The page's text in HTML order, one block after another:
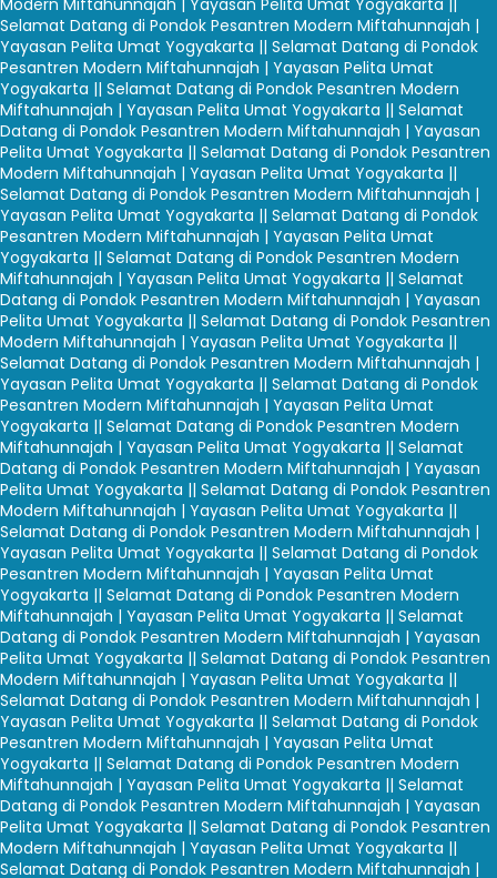
Modern Miftahunnajah | Yayasan Pelita Umat Yogyakarta ||
Selamat Datang di Pondok Pesantren Modern Miftahunnajah |
Yayasan Pelita Umat Yogyakarta || Selamat Datang di Pondok
Pesantren Modern Miftahunnajah | Yayasan Pelita Umat
Yogyakarta || Selamat Datang di Pondok Pesantren Modern
Miftahunnajah | Yayasan Pelita Umat Yogyakarta || Selamat
Datang di Pondok Pesantren Modern Miftahunnajah | Yayasan
Pelita Umat Yogyakarta || Selamat Datang di Pondok Pesantren
Modern Miftahunnajah | Yayasan Pelita Umat Yogyakarta ||
Selamat Datang di Pondok Pesantren Modern Miftahunnajah |
Yayasan Pelita Umat Yogyakarta || Selamat Datang di Pondok
Pesantren Modern Miftahunnajah | Yayasan Pelita Umat
Yogyakarta || Selamat Datang di Pondok Pesantren Modern
Miftahunnajah | Yayasan Pelita Umat Yogyakarta || Selamat
Datang di Pondok Pesantren Modern Miftahunnajah | Yayasan
Pelita Umat Yogyakarta || Selamat Datang di Pondok Pesantren
Modern Miftahunnajah | Yayasan Pelita Umat Yogyakarta ||
Selamat Datang di Pondok Pesantren Modern Miftahunnajah |
Yayasan Pelita Umat Yogyakarta || Selamat Datang di Pondok
Pesantren Modern Miftahunnajah | Yayasan Pelita Umat
Yogyakarta || Selamat Datang di Pondok Pesantren Modern
Miftahunnajah | Yayasan Pelita Umat Yogyakarta || Selamat
Datang di Pondok Pesantren Modern Miftahunnajah | Yayasan
Pelita Umat Yogyakarta || Selamat Datang di Pondok Pesantren
Modern Miftahunnajah | Yayasan Pelita Umat Yogyakarta ||
Selamat Datang di Pondok Pesantren Modern Miftahunnajah |
Yayasan Pelita Umat Yogyakarta || Selamat Datang di Pondok
Pesantren Modern Miftahunnajah | Yayasan Pelita Umat
Yogyakarta || Selamat Datang di Pondok Pesantren Modern
Miftahunnajah | Yayasan Pelita Umat Yogyakarta || Selamat
Datang di Pondok Pesantren Modern Miftahunnajah | Yayasan
Pelita Umat Yogyakarta || Selamat Datang di Pondok Pesantren
Modern Miftahunnajah | Yayasan Pelita Umat Yogyakarta ||
Selamat Datang di Pondok Pesantren Modern Miftahunnajah |
Yayasan Pelita Umat Yogyakarta || Selamat Datang di Pondok
Pesantren Modern Miftahunnajah | Yayasan Pelita Umat
Yogyakarta || Selamat Datang di Pondok Pesantren Modern
Miftahunnajah | Yayasan Pelita Umat Yogyakarta || Selamat
Datang di Pondok Pesantren Modern Miftahunnajah | Yayasan
Pelita Umat Yogyakarta || Selamat Datang di Pondok Pesantren
Modern Miftahunnajah | Yayasan Pelita Umat Yogyakarta ||
Selamat Datang di Pondok Pesantren Modern Miftahunnajah |